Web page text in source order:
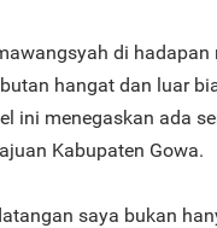
di
hangat dan luar
ini menegaskan ada
Kabupaten Gowa.
saya bukan